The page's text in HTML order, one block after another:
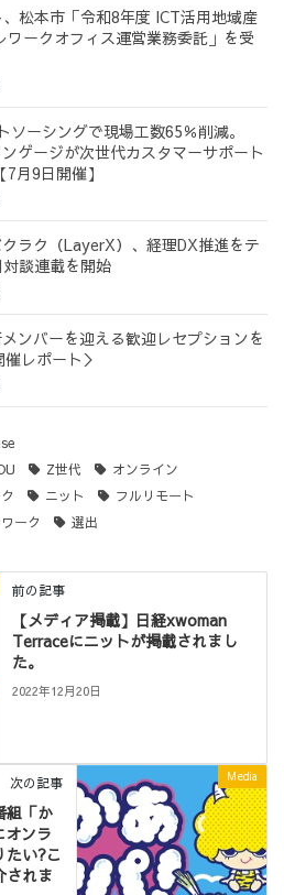
松本市「令和8年度 ICT活用地域産
ワークオフィス運営業務委託」を受
ソーシングで現場工数65％削減。
ゲージが次世代カスタマーサポート
月9日開催】
ラク（LayerX）、経理DX推進をテ
談連載を開始
ンバーを迎える歓迎レセプションを
レポート＞
Z世代
オンライン
ニット
フルリモート
ーク
選出
前の記事
【メディア掲載】日経xwoman
Terraceにニットが掲載されまし
た。
2022年12月20日
Media
次の記事
組「か
ンラ
たい?こ
されま